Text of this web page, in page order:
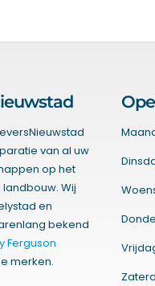
van al uw
op het
Wij
en
bekend
Ferguson
merken.